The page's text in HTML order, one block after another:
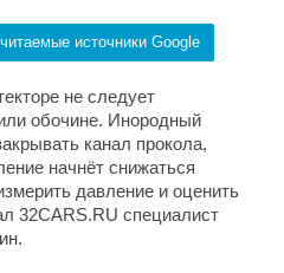
источники Google
не следует
обочине. Инородный
канал прокола,
начнёт снижаться
давление и оценить
32CARS.RU специалист